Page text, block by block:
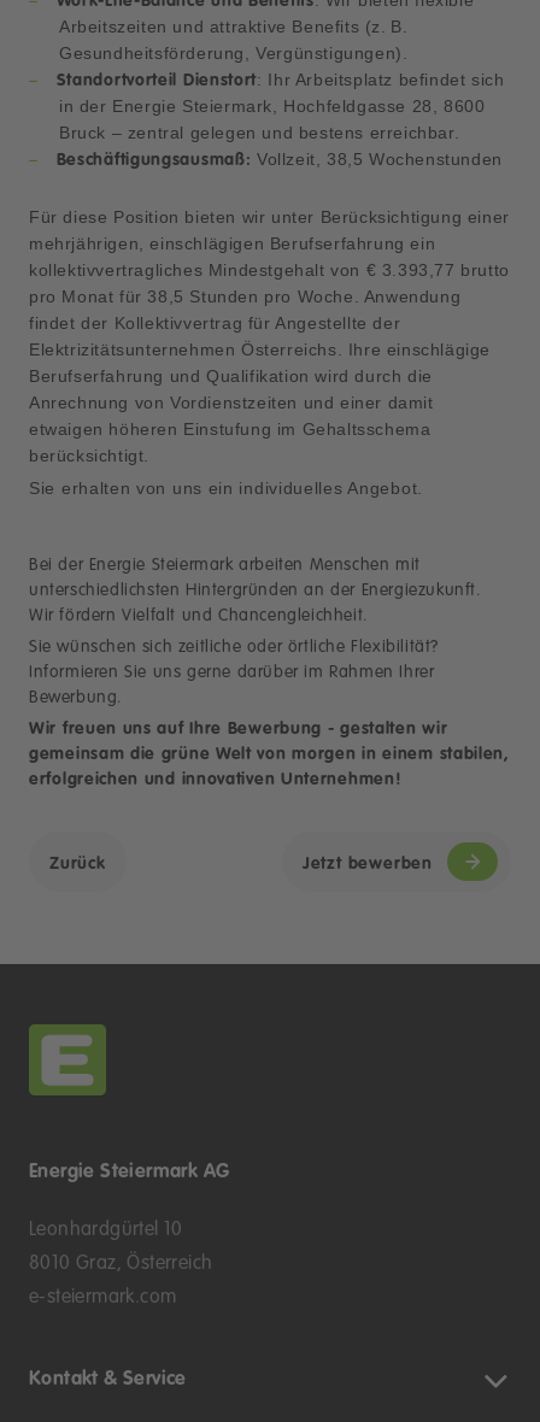
Arbeitszeiten und attraktive Benefits (z. B.
Gesundheitsförderung, Vergünstigungen).
Standortvorteil Dienstort: Ihr Arbeitsplatz befindet sich
in der Energie Steiermark, Hochfeldgasse 28, 8600
Bruck – zentral gelegen und bestens erreichbar.
Beschäftigungsausmaß: Vollzeit, 38,5 Wochenstunden
Für diese Position bieten wir unter Berücksichtigung einer
mehrjährigen, einschlägigen Berufserfahrung ein
kollektivvertragliches Mindestgehalt von € 3.393,77 brutto
pro Monat für 38,5 Stunden pro Woche. Anwendung
findet der Kollektivvertrag für Angestellte der
Elektrizitätsunternehmen Österreichs. Ihre einschlägige
Berufserfahrung und Qualifikation wird durch die
Anrechnung von Vordienstzeiten und einer damit
etwaigen höheren Einstufung im Gehaltsschema
berücksichtigt.
Sie erhalten von uns ein individuelles Angebot.
Bei der Energie Steiermark arbeiten Menschen mit
unterschiedlichsten Hintergründen an der Energiezukunft.
Wir fördern Vielfalt und Chancengleichheit.
Sie wünschen sich zeitliche oder örtliche Flexibilität?
Informieren Sie uns gerne darüber im Rahmen Ihrer
Bewerbung.
Wir freuen uns auf Ihre Bewerbung - gestalten wir
gemeinsam die grüne Welt von morgen in einem stabilen,
erfolgreichen und innovativen Unternehmen!
Zurück Jetzt bewerben
Energie Steiermark AG
Leonhardgürtel 10
8010 Graz, Österreich
e-steiermark.com
Kontakt & Service